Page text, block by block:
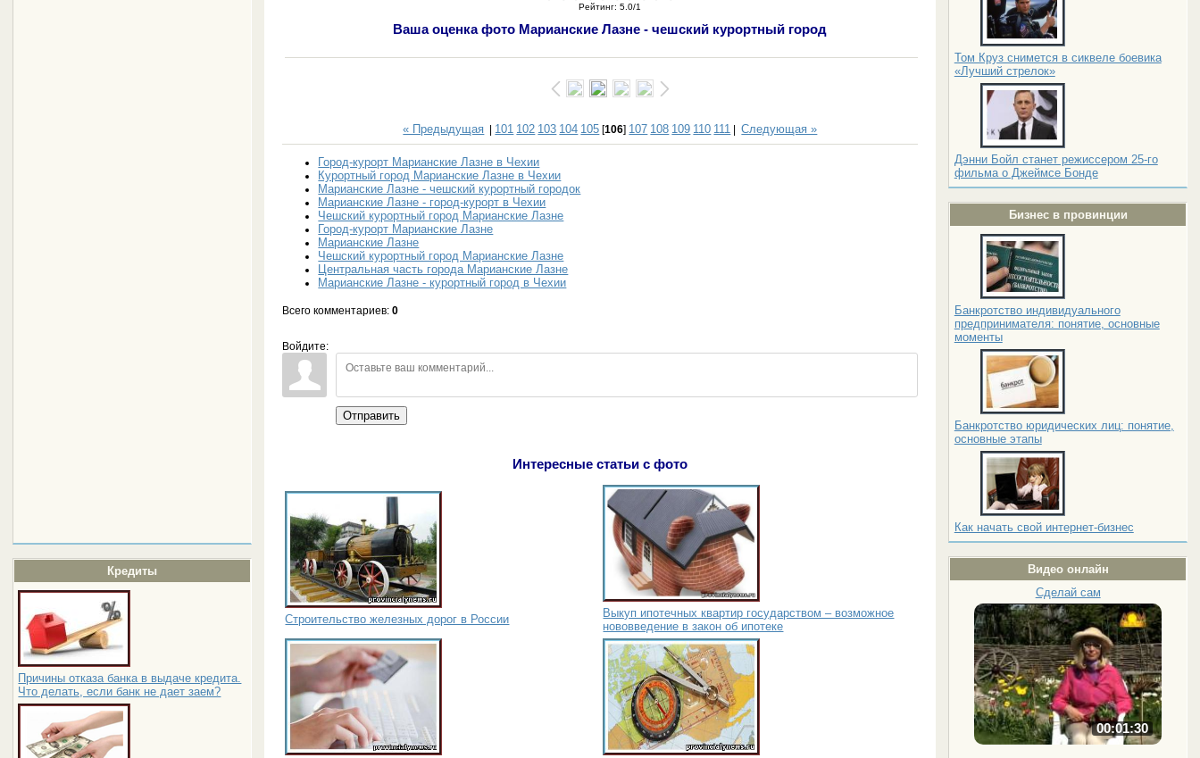
Кредиты
Причины отказа банка в выдаче кредита.
Что делать, если банк не дает заем?
Том Круз снимется в сиквеле боевика
«Лучший стрелок»
Дэнни Бойл станет режиссером 25-го
фильма о Джеймсе Бонде
Бизнес в провинции
Банкротство индивидуального
предпринимателя: понятие, основные
моменты
Банкротство юридических лиц: понятие,
основные этапы
Как начать свой интернет-бизнес
Видео онлайн
Сделай сам
00:01:30
Рейтинг: 5.0/1
Ваша оценка фото Марианские Лазне - чешский курортный город
« Предыдущая | 101 102 103 104 105 [106] 107 108 109 110 111 |Следующая »
Город-курорт Марианские Лазне в Чехии
Курортный город Марианские Лазне в Чехии
Марианские Лазне - чешский курортный городок
Марианские Лазне - город-курорт в Чехии
Чешский курортный город Марианские Лазне
Город-курорт Марианские Лазне
Марианские Лазне
Чешский курортный город Марианские Лазне
Центральная часть города Марианские Лазне
Марианские Лазне - курортный город в Чехии
Всего комментариев:0
Войдите:
Отправить
Интересные статьи с фото
Строительство железных дорог в России
Выкуп ипотечных квартир государством – возможное
нововведение в закон об ипотеке